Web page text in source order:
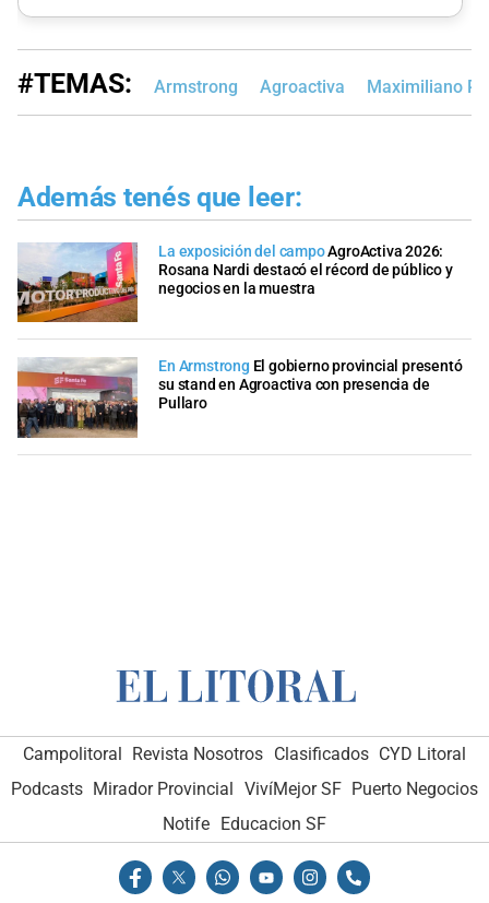
#TEMAS: Armstrong Agroactiva Maximiliano
Además tenés que leer:
La exposición del campoAgroActiva 2026:
Rosana Nardi destacó el récord de público y
negocios en la muestra
En Armstrong El gobierno provincial presentó
su stand en Agroactiva con presencia de
Pullaro
Campolitoral Revista Nosotros Clasificados CYD Litoral
Podcasts Mirador Provincial VivíMejor SF Puerto Negocios
Notife
Educacion SF